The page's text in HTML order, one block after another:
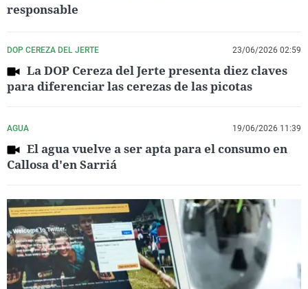
responsable
DOP CEREZA DEL JERTE 23/06/2026 02:59
La DOP Cereza del Jerte presenta diez claves
para diferenciar las cerezas de las picotas
AGUA 19/06/2026 11:39
El agua vuelve a ser apta para el consumo en
Callosa d'en Sarriá